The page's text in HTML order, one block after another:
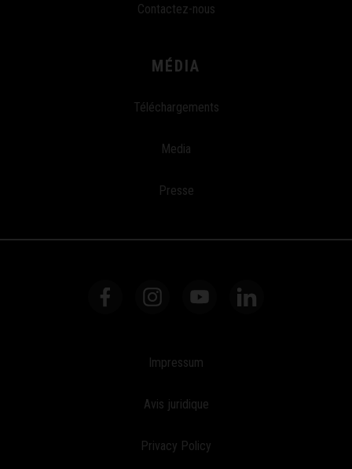
Contactez-nous
MÉDIA
Téléchargements
Media
Presse
Impressum
Avis juridique
Privacy Policy